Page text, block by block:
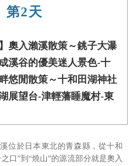
第2天
奧入瀨溪散策～銚子大瀑
溪谷的優美迷人景色-十
悠閒散策～十和田湖神社
展望台-津輕藩睡魔村-東
位於日本東北的青森縣，從十和
口”到“燒山”的源流部分就是奧入